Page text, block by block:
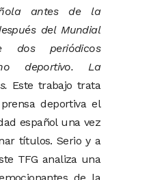
antes de la
del Mundial
dos periódicos
deportivo. La
Este trabajo trata
deportiva el
español una vez
títulos. Serio y a
TFG analiza una